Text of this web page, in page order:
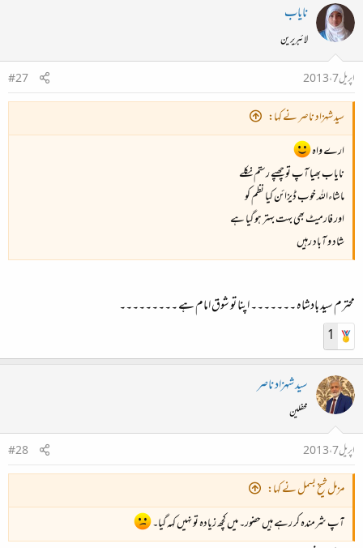
نایاب
لائبریرین
اپریل 7، 2013
#27
سید شہزاد ناصر نے کہا:
ارے واہ
نایاب بھیا آپ تو چھپے رستم نکلے
ماشاءاللہ خوب ڈیزائن کیا نظم کو
اور فارمیٹ بھی بہت بہتر ہو گیا ہے
شاد و آباد رہیں
محترم سید بادشاہ ۔۔۔۔۔۔۔ اپنا تو شوق امام ہے ۔۔۔۔۔۔۔۔۔
1
سید شہزاد ناصر
محفلین
اپریل 7، 2013
#28
مزمل شیخ بسمل نے کہا:
آپ شرمندہ کر رہے ہیں حضور۔ میں کچھ زیادہ تو نہیں کہہ گیا۔